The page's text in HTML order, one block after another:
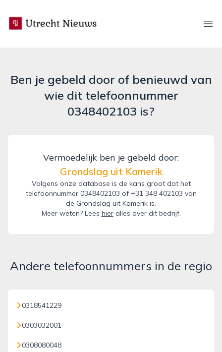
utrecht-nieuws.nl
Ben je gebeld door of benieuwd van
wie dit telefoonnummer
0348402103 is?
Vermoedelijk ben je gebeld door:
Grondslag uit Kamerik
Volgens onze database is de kans groot dat het
telefoonnummer 0348402103 of +31 348 402103 van
de Grondslag uit Kamerik is.
Meer weten? Lees hieralles over dit bedrijf.
Andere telefoonnummers in de regio
0318541229
0303032001
0308080048